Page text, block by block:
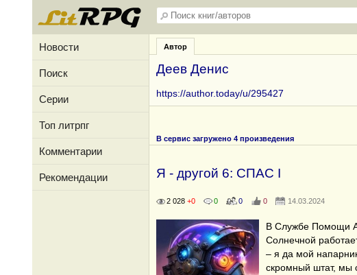
Новости
Поиск
Серии
Топ литрпг
Комментарии
Рекомендации
Автор
Деев Денис
https://author.today/u/295427
В сервис загружено 4 произведения
Я - другой 6: СПАС I
2 028 +0 0 0 0 14.03.2024
В Службе Помощи
Солнечной
– я да мой
скромный штат, мы